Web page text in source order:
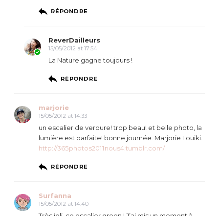
RÉPONDRE
ReverDailleurs
15/05/2012 at 17:54
La Nature gagne toujours !
RÉPONDRE
marjorie
15/05/2012 at 14:33
un escalier de verdure! trop beau! et belle photo, la
lumière est parfaite! bonne journée. Marjorie Louiki.
http://365photos2011nous4.tumblr.com/
RÉPONDRE
Surfanna
15/05/2012 at 14:40